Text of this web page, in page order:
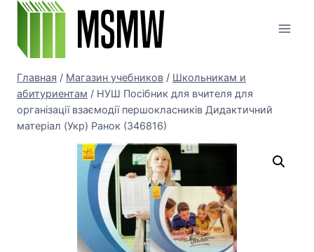
Перейти
содержимому
Главная / Магазин учебников / Школьникам и
абитуриентам / НУШ Посібник для вчителя для
організації взаємодії першокласників Дидактичний
матеріал (Укр) Ранок (346816)